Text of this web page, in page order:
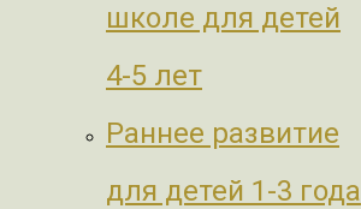
школе для детей
4-5 лет
Раннее развитие
для детей 1-3 года